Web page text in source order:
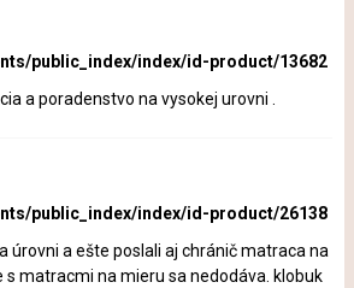
public_index/index/id-product/13682
a poradenstvo na vysokej urovni .
public_index/index/id-product/26138
úrovni a ešte poslali aj chránič matraca na
s matracmi na mieru sa nedodáva. klobuk